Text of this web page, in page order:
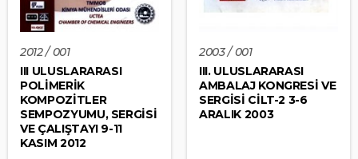
2012 / 001
III ULUSLARARASI
POLİMERİK
KOMPOZİTLER
SEMPOZYUMU, SERGİSİ
VE ÇALIŞTAYI 9-11
KASIM 2012
2003 / 001
III. ULUSLARARASI
AMBALAJ KONGRESİ VE
SERGİSİ CİLT-2 3-6
ARALIK 2003